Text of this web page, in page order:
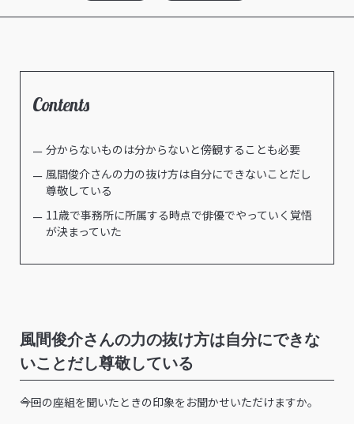
Contents
分からないものは分からないと傍観することも必要
風間俊介さんの力の抜け方は自分にできないことだし
尊敬している
11歳で事務所に所属する時点で俳優でやっていく覚悟
が決まっていた
風間俊介さんの力の抜け方は自分にできな
いことだし尊敬している
――今回の座組を聞いたときの印象をお聞かせいただけますか。